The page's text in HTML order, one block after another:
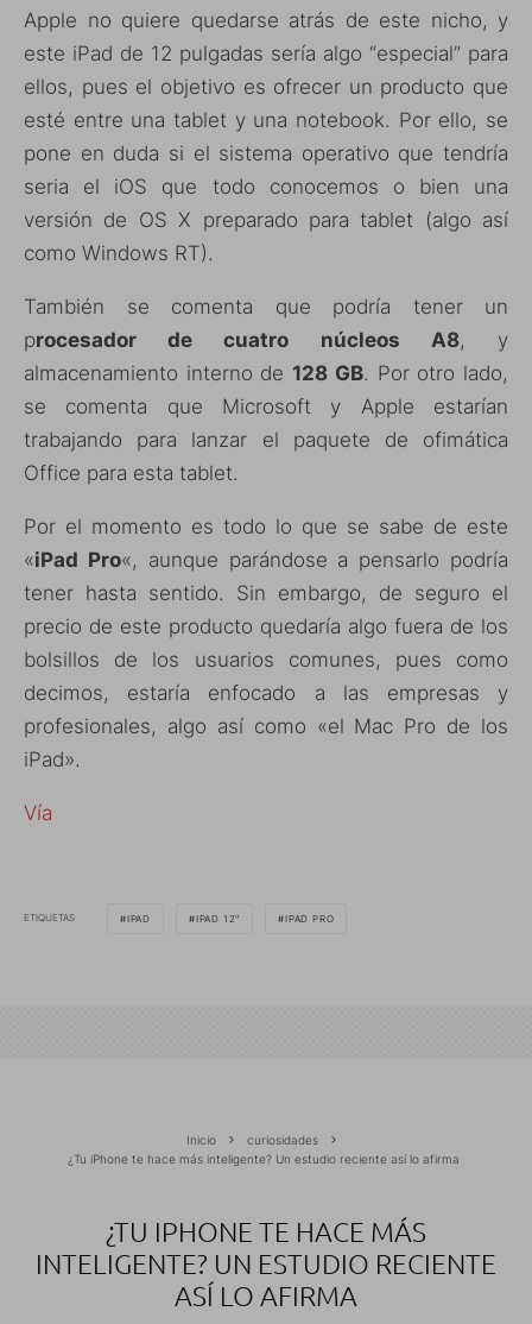
Apple no quiere quedarse atrás de este nicho, y
este iPad de 12 pulgadas sería algo “especial” para
ellos, pues el objetivo es ofrecer un producto que
esté entre una tablet y una notebook. Por ello, se
pone en duda si el sistema operativo que tendría
seria el iOS que todo conocemos o bien una
versión de OS X preparado para tablet (algo así
como Windows RT).
También se comenta que podría tener un
procesador de cuatro núcleos A8, y
almacenamiento interno de 128 GB. Por otro lado,
se comenta que Microsoft y Apple estarían
trabajando para lanzar el paquete de ofimática
Office para esta tablet.
Por el momento es todo lo que se sabe de este
«iPad Pro«, aunque parándose a pensarlo podría
tener hasta sentido. Sin embargo, de seguro el
precio de este producto quedaría algo fuera de los
bolsillos de los usuarios comunes, pues como
decimos, estaría enfocado a las empresas y
profesionales, algo así como «el Mac Pro de los
iPad».
Vía
ETIQUETAS IPAD IPAD 12" IPAD PRO
Inicio
curiosidades
¿Tu iPhone te hace más inteligente? Un estudio reciente así lo afirma
¿TU IPHONE TE HACE MÁS
INTELIGENTE? UN ESTUDIO RECIENTE
ASÍ LO AFIRMA